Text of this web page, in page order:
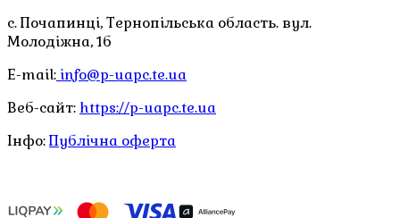
с. Почапинці, Тернопільська область. вул.
Молодіжна, 1б
E-mail: info@p-uapc.te.ua
Веб-сайт: https://p-uapc.te.ua
Інфо:Публічна оферта